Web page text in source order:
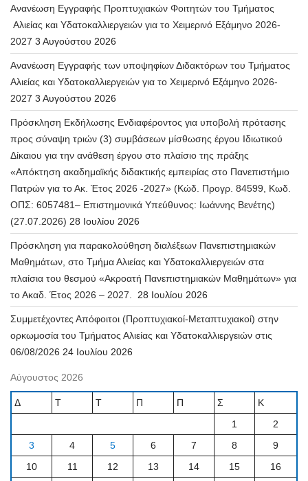
Ανανέωση Εγγραφής Προπτυχιακών Φοιτητών του Τμήματος
Αλιείας και Υδατοκαλλιεργειών για το Χειμερινό Εξάμηνο 2026-
2027 3 Αυγούστου 2026
Ανανέωση Εγγραφής των υποψηφίων Διδακτόρων του Τμήματος
Αλιείας και Υδατοκαλλιεργειών για το Χειμερινό Εξάμηνο 2026-
2027 3 Αυγούστου 2026
Πρόσκληση Εκδήλωσης Ενδιαφέροντος για υποβολή πρότασης
προς σύναψη τριών (3) συμβάσεων μίσθωσης έργου Ιδιωτικού
Δίκαιου για την ανάθεση έργου στο πλαίσιο της πράξης
«Απόκτηση ακαδημαϊκής διδακτικής εμπειρίας στο Πανεπιστήμιο
Πατρών για το Ακ. Έτος 2026 -2027» (Κώδ. Προγρ. 84599, Κωδ.
ΟΠΣ: 6057481– Επιστημονικά Υπεύθυνος: Ιωάννης Βενέτης)
(27.07.2026) 28 Ιουλίου 2026
Πρόσκληση για παρακολούθηση διαλέξεων Πανεπιστημιακών
Μαθημάτων, στο Τμήμα Αλιείας και Υδατοκαλλιεργειών στα
πλαίσια του θεσμού «Ακροατή Πανεπιστημιακών Μαθημάτων» για
το Ακαδ. Έτος 2026 – 2027.
28 Ιουλίου 2026
Συμμετέχοντες Απόφοιτοι (Προπτυχιακοί-Μεταπτυχιακοί) στην
ορκωμοσία του Τμήματος Αλιείας και Υδατοκαλλιεργειών στις
06/08/2026 24 Ιουλίου 2026
Αύγουστος 2026
Δ Τ Τ Π Π Σ
Κ
1
2
3
4 5 6 7 8
9
10
11 12 13 14 15
16